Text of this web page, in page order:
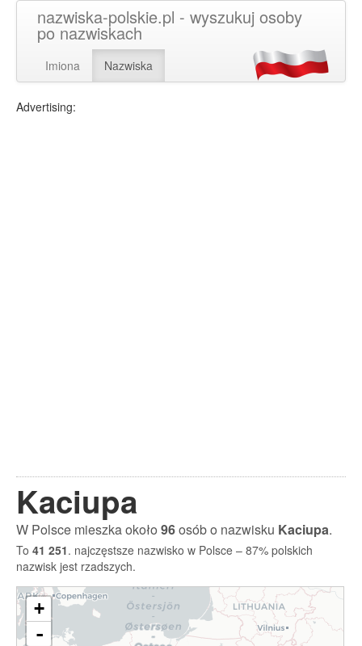
nazwiska-polskie.pl - wyszukuj osoby
po nazwiskach
Imiona Nazwiska
Advertising:
Kaciupa
W Polsce mieszka około96osób o nazwisku Kaciupa.
To 41 251. najczęstsze nazwisko w Polsce – 87% polskich
nazwisk jest rzadszych.
+
-